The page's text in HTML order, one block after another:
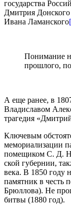
государства
Дмитрия
Ивана Ламанского
Понимание
прошлого,
А еще ранее, в
Владиславом
траге­дия
Ключевым
мемориализации
помещиком С. Д.
ской губернии,
века. В 1850 году
памятник в честь
Брюллова). Не
битвы (1880 год).